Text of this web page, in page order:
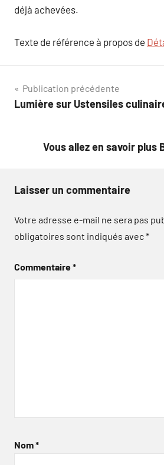
déjà achevées.
Texte de référence à propos de
Navigation
de
Publication précédente
Lumière sur Ustensiles
Vous allez en savoir
Laisser un commentaire
Votre adresse e-mail ne sera pas
obligatoires sont indiqués avec*
Commentaire*
Nom*